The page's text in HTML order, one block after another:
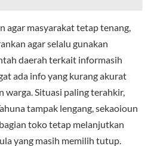
agar masyarakat tetap tenang,
agar selalu gunakan
daerah terkait informasih
ada info yang kurang akurat
warga. Situasi paling terahkir,
tampak lengang, sekaoioun
toko tetap melanjutkan
yang masih memilih tutup.